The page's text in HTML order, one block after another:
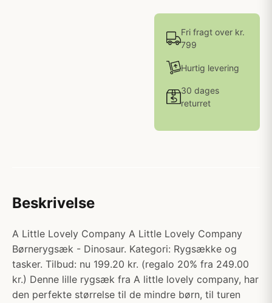
Fri fragt over kr.
799
Hurtig levering
30 dages
returret
Beskrivelse
A Little Lovely Company A Little Lovely Company
Børnerygsæk - Dinosaur. Kategori: Rygsække og
tasker. Tilbud: nu 199.20 kr. (regalo 20% fra 249.00
kr.) Denne lille rygsæk fra A little lovely company, har
den perfekte størrelse til de mindre børn, til turen